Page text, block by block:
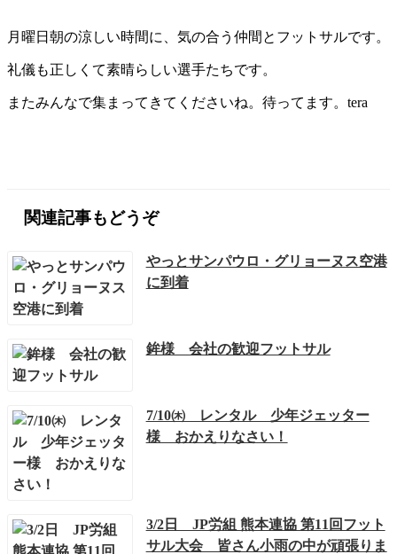
月曜日朝の涼しい時間に、気の合う仲間とフットサルです。
礼儀も正しくて素晴らしい選手たちです。
またみんなで集まってきてくださいね。待ってます。tera
関連記事もどうぞ
やっとサンパウロ・グリョーヌス空港
に到着
鉾様 会社の歓迎フットサル
7/10㈭ レンタル 少年ジェッター
様 おかえりなさい！
3/2日 JP労組 熊本連協 第11回フット
サル大会 皆さん小雨の中が頑張りま